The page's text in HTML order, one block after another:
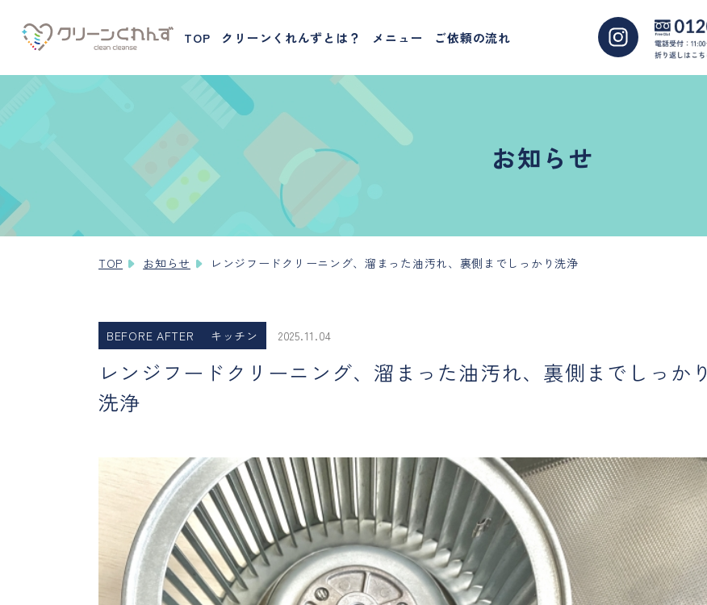
TOP クリーンくれんずとは？ メニュー ご依頼の流れ
お知らせ
TOP お知らせ レンジフードクリーニング、溜まった油汚れ、裏側までしっかり洗浄
BEFORE AFTER キッチン 2025.11.04
レンジフードクリーニング、溜まった油汚れ、裏側までしっかり
洗浄